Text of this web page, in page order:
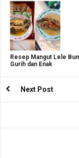
Resep Mangut Lele
Gurih dan Enak
Next Post